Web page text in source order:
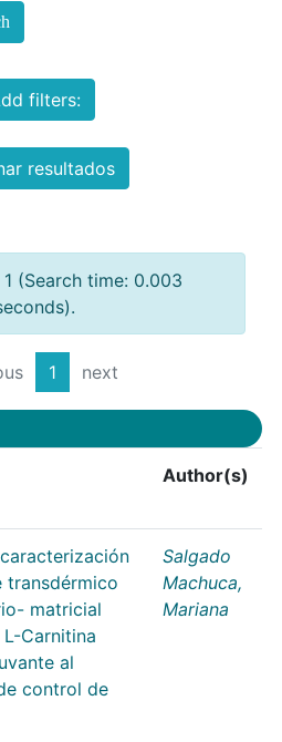
filters:
resultados
1 (Search time: 0.003
1 next
Author(s)
transdérmico
matricial
Carnitina
al
control de
Salgado
Machuca,
Mariana